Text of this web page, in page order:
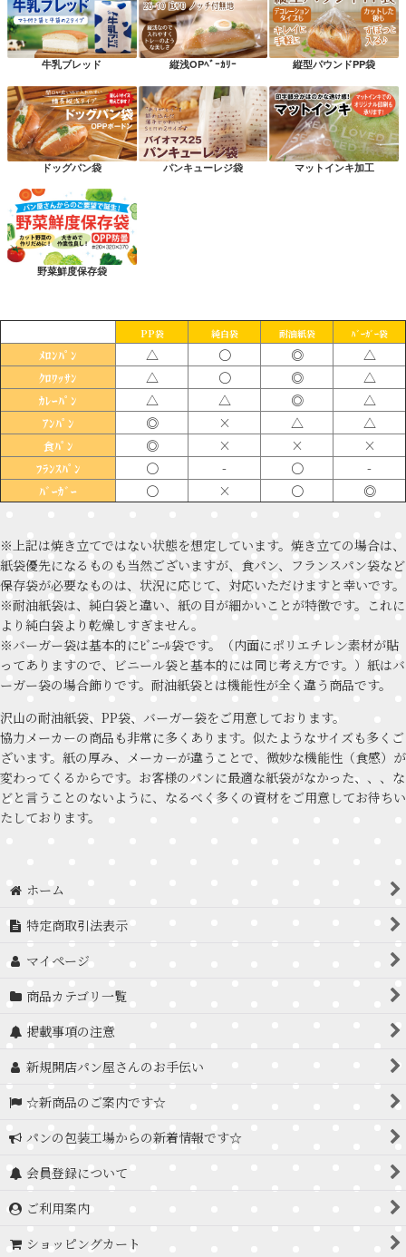
牛乳ブレッド 縦浅OPﾍﾞｰｶﾘｰ 縦型パウンドPP袋
ドッグパン袋 パンキューレジ袋 マットインキ加工
野菜鮮度保存袋
PP袋 純白袋 耐油紙袋 ﾊﾞｰｶﾞｰ袋
ﾒﾛﾝﾊﾟﾝ △ 〇 ◎ △
ｸﾛﾜｯｻﾝ △ 〇 ◎ △
ｶﾚｰﾊﾟﾝ △ △ ◎ △
ｱﾝﾊﾟﾝ ◎ × △ △
食ﾊﾟﾝ ◎ × × ×
ﾌﾗﾝｽﾊﾟﾝ 〇 - 〇 -
ﾊﾞｰｶﾞｰ 〇 × 〇 ◎
※上記は焼き立てではない状態を想定しています。焼き立ての場合は、
紙袋優先になるものも当然ございますが、食パン、フランスパン袋など
保存袋が必要なものは、状況に応じて、対応いただけますと幸いです。
※耐油紙袋は、純白袋と違い、紙の目が細かいことが特徴です。これに
より純白袋より乾燥しすぎません。
※バーガー袋は基本的にﾋﾞﾆｰﾙ袋です。（内面にポリエチレン素材が貼
ってありますので、ビニール袋と基本的には同じ考え方です。）紙はバ
ーガー袋の場合飾りです。耐油紙袋とは機能性が全く違う商品です。
沢山の耐油紙袋、PP袋、バーガー袋をご用意しております。
協力メーカーの商品も非常に多くあります。似たようなサイズも多くご
ざいます。紙の厚み、メーカーが違うことで、微妙な機能性（食感）が
変わってくるからです。お客様のパンに最適な紙袋がなかった、、、な
どと言うことのないように、なるべく多くの資材をご用意してお待ちい
たしております。
ホーム
特定商取引法表示
マイページ
商品カテゴリ一覧
掲載事項の注意
新規開店パン屋さんのお手伝い
☆新商品のご案内です☆
パンの包装工場からの新着情報です☆
会員登録について
ご利用案内
ショッピングカート